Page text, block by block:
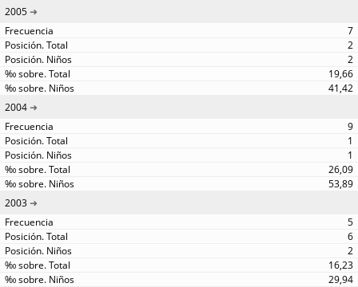
2005
7
2
2
19,66
41,42
2004
9
1
1
26,09
53,89
2003
5
6
2
16,23
29,94